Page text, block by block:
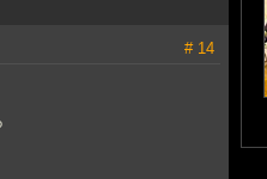
# 14